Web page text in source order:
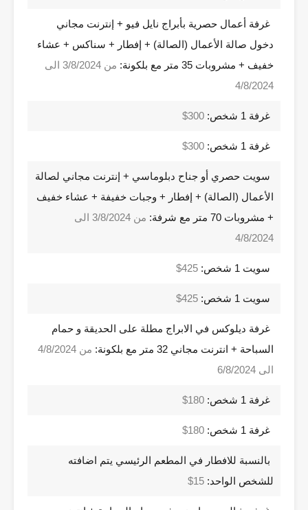
غرفة أعمال حصرية بأبراج نايل فيو + إنترنت مجاني
دخول صالة الأعمال (الصالة) + إفطار + سناكس + عشاء
خفيف + مشروبات 35 متر مع بلكونة:
من 3/8/2024 الى
4/8/2024
غرفة 1 شخص: 300$
غرفة 1 شخص: 300$
سويت حصري أو جناح دبلوماسي + إنترنت مجاني لصالة
الأعمال (الصالة) + إفطار + وجبات خفيفة + عشاء خفيف
+ مشروبات 70 متر مع شرفة:
من 3/8/2024 الى
4/8/2024
سويت 1 شخص: 425$
سويت 1 شخص: 425$
غرفة ديلوكس في الابراج مطلة على الحديقة و حمام
السباحة + انترنت مجاني 32 متر مع بلكونة:
من 4/8/2024
الى 6/8/2024
غرفة 1 شخص: 180$
غرفة 1 شخص: 180$
بالنسبة للافطار في المطعم الرئيسي يتم اضافته
للشخص الواحد: 15$